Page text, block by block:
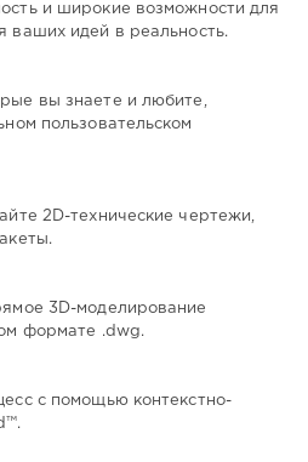
и широкие возможности для
ваших идей в реальность.
вы знаете и любите,
пользовательском
2D-технические чертежи,
3D-моделирование
формате .dwg.
с помощью контекстно-